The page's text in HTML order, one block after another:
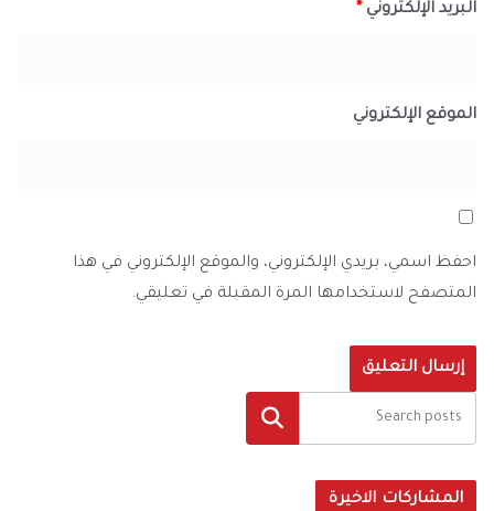
البريد الإلكتروني *
الموقع الإلكتروني
احفظ اسمي، بريدي الإلكتروني، والموقع الإلكتروني في هذا
المتصفح لاستخدامها المرة المقبلة في تعليقي.
البحث
المشاركات الاخيرة